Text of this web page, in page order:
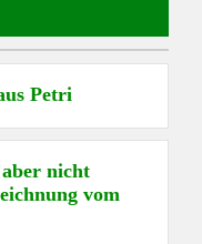
Petri
nicht
vom